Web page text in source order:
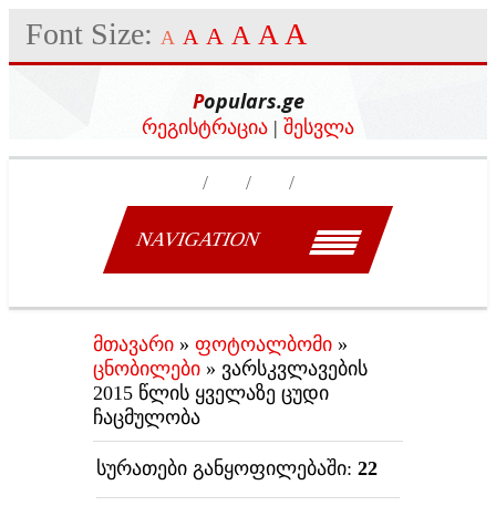
Font Size: A A A A A A
Populars.ge
რეგისტრაცია | შესვლა
NAVIGATION
მთავარი » ფოტოალბომი »
ცნობილები » ვარსკვლავების
2015 წლის ყველაზე ცუდი
ჩაცმულობა
სურათები განყოფილებაში: 22